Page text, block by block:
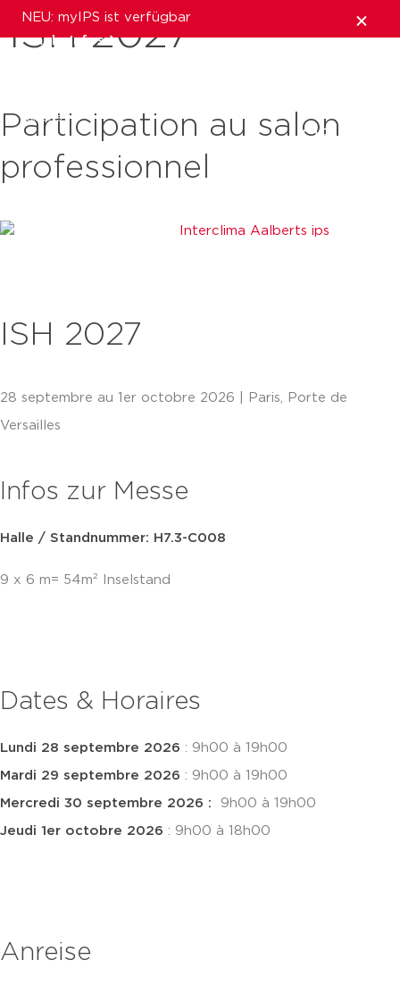
NEU: myIPS ist verfügbar
mehr Infos
ISH 2027
Participation au salon
professionnel
ISH 2027
28 septembre au 1er octobre 2026 | Paris, Porte de
Versailles
Infos zur Messe
Halle / Standnummer: H7.3-C008
9 x 6 m= 54m² Inselstand
Dates & Horaires
Lundi 28 septembre 2026 : 9h00 à 19h00
Mardi 29 septembre 2026 : 9h00 à 19h00
Mercredi 30 septembre 2026 : 9h00 à 19h00
Jeudi 1er octobre 2026 : 9h00 à 18h00
Anreise